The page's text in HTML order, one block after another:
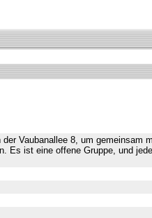
Vaubanallee 8, um gemeinsam
Es ist eine offene Gruppe, und